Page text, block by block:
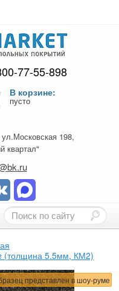
77-55-898
В корзине:
пусто
ул.Московская 198,
квартал"
(толщина 5.5мм, КМ2)
представлен в шоу-руме